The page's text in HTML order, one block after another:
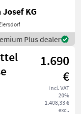
Zoll-
Funkfernbedienung, pneu
Josef KG
Plus dealer
1.690
€
incl. VAT
20%
1.408,33 €
excl.